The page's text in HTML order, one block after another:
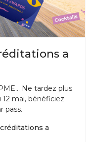
a
Ne tardez plus
12 mai, bénéficiez
pass.
a